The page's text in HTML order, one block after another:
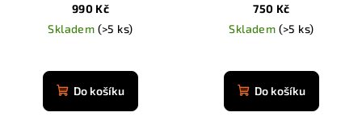
990 Kč
Skladem (>5 ks)
Do košíku
750 Kč
Skladem (>5 ks)
hodnocení
produktu
Do košíku